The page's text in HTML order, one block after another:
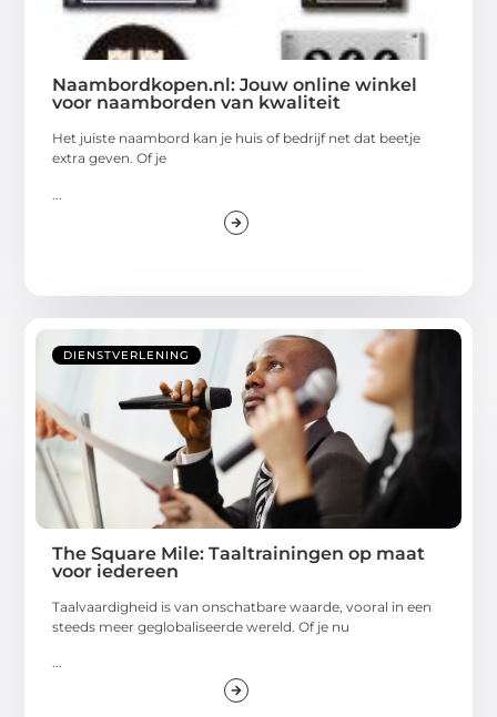
Naambordkopen.nl: Jouw online winkel
voor naamborden van kwaliteit
Het juiste naambord kan je huis of bedrijf net dat beetje
extra geven. Of je
DIENSTVERLENING
The Square Mile: Taaltrainingen op maat
voor iedereen
Taalvaardigheid is van onschatbare waarde, vooral in een
steeds meer geglobaliseerde wereld. Of je nu
...